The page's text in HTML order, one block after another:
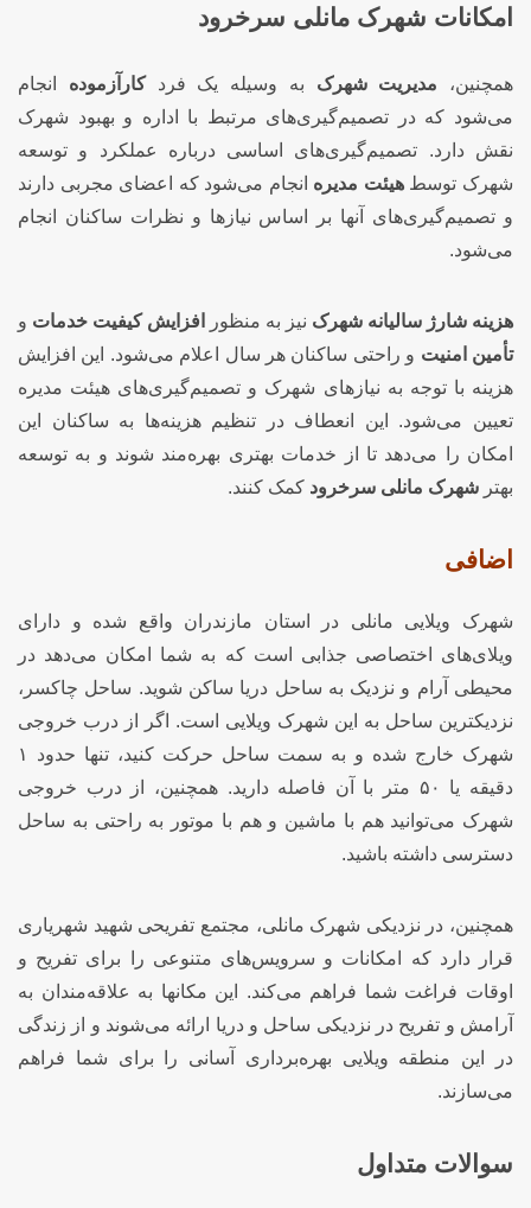
امکانات شهرک مانلی سرخرود
همچنین، مدیریت شهرک به وسیله یک فردکارآزموده انجام
می‌شود که در تصمیم‌گیری‌های مرتبط با اداره و بهبود شهرک
نقش دارد. تصمیم‌گیری‌های اساسی درباره عملکرد و توسعه
شهرک توسطهیئت مدیره انجام می‌شود که اعضای مجربی دارند
و تصمیم‌گیری‌های آنها بر اساس نیازها و نظرات ساکنان انجام
می‌شود.
هزینه شارژ سالیانه شهرک نیز به منظور افزایش کیفیت خدمات و
تأمین امنیت و راحتی ساکنان هر سال اعلام می‌شود. این افزایش
هزینه با توجه به نیازهای شهرک و تصمیم‌گیری‌های هیئت مدیره
تعیین می‌شود. این انعطاف در تنظیم هزینه‌ها به ساکنان این
امکان را می‌دهد تا از خدمات بهتری بهره‌مند شوند و به توسعه
بهتر شهرک مانلی سرخرود کمک کنند.
اضافی
شهرک ویلایی مانلی در استان مازندران واقع شده و دارای
ویلای‌های اختصاصی جذابی است که به شما امکان می‌دهد در
محیطی آرام و نزدیک به ساحل دریا ساکن شوید. ساحل چاکسر،
نزدیکترین ساحل به این شهرک ویلایی است. اگر از درب خروجی
شهرک خارج شده و به سمت ساحل حرکت کنید، تنها حدود ۱
دقیقه یا ۵۰ متر با آن فاصله دارید. همچنین، از درب خروجی
شهرک می‌توانید هم با ماشین و هم با موتور به راحتی به ساحل
دسترسی داشته باشید.
همچنین، در نزدیکی شهرک مانلی، مجتمع تفریحی شهید شهریاری
قرار دارد که امکانات و سرویس‌های متنوعی را برای تفریح و
اوقات فراغت شما فراهم می‌کند. این مکانها به علاقه‌مندان به
آرامش و تفریح در نزدیکی ساحل و دریا ارائه می‌شوند و از زندگی
در این منطقه ویلایی بهره‌برداری آسانی را برای شما فراهم
می‌سازند.
سوالات متداول